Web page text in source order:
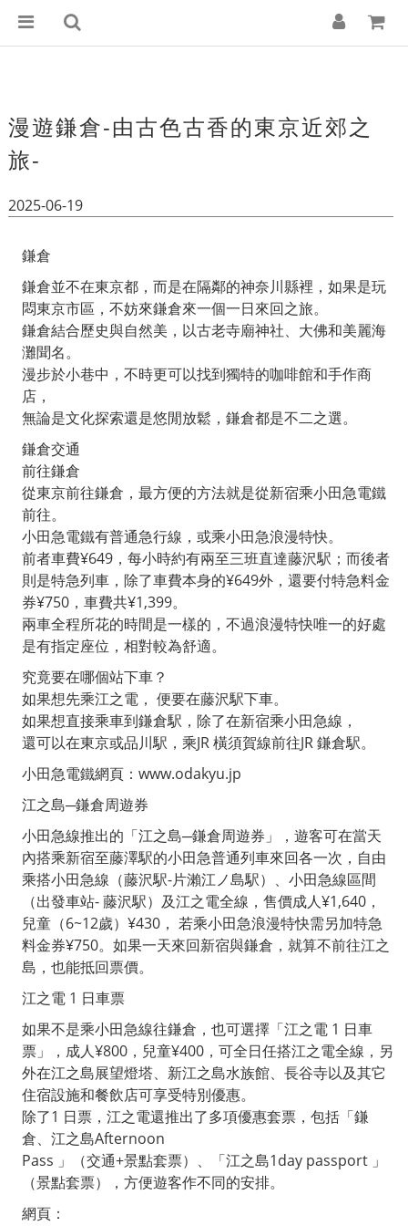
漫遊鎌倉-由古色古香的東京近郊之
旅-
2025-06-19
鎌倉
鎌倉並不在東京都，而是在隔鄰的神奈川縣裡，如果是玩
悶東京市區，不妨來鎌倉來一個一日來回之旅。
鎌倉結合歷史與自然美，以古老寺廟神社、大佛和美麗海
灘聞名。
漫步於小巷中，不時更可以找到獨特的咖啡館和手作商
店，
無論是文化探索還是悠閒放鬆，鎌倉都是不二之選。
鎌倉交通
前往鎌倉
從東京前往鎌倉，最方便的方法就是從新宿乘小田急電鐵
前往。
小田急電鐵有普通急行線，或乘小田急浪漫特快。
前者車費¥649，每小時約有兩至三班直達藤沢駅；而後者
則是特急列車，除了車費本身的¥649外，還要付特急料金
券¥750，車費共¥1,399。
兩車全程所花的時間是一樣的，不過浪漫特快唯一的好處
是有指定座位，相對較為舒適。
究竟要在哪個站下車？
如果想先乘江之電， 便要在藤沢駅下車。
如果想直接乘車到鎌倉駅，除了在新宿乘小田急線，
還可以在東京或品川駅，乘JR 橫須賀線前往JR 鎌倉駅。
小田急電鐵網頁：www.odakyu.jp
江之島─鎌倉周遊券
小田急線推出的「江之島─鎌倉周遊券」，遊客可在當天
內搭乘新宿至藤澤駅的小田急普通列車來回各一次，自由
乘搭小田急線（藤沢駅-片瀨江ノ島駅）、小田急線區間
（出發車站- 藤沢駅）及江之電全線，售價成人¥1,640，
兒童（6~12歲）¥430， 若乘小田急浪漫特快需另加特急
料金券¥750。如果一天來回新宿與鎌倉，就算不前往江之
島，也能抵回票價。
江之電 1 日車票
如果不是乘小田急線往鎌倉，也可選擇「江之電 1 日車
票」，成人¥800，兒童¥400，可全日任搭江之電全線，另
外在江之島展望燈塔、新江之島水族館、長谷寺以及其它
住宿設施和餐飲店可享受特別優惠。
除了1 日票，江之電還推出了多項優惠套票，包括「鎌
倉、江之島Afternoon
Pass 」（交通+景點套票）、「江之島1day passport 」
（景點套票），方便遊客作不同的安排。
網頁：